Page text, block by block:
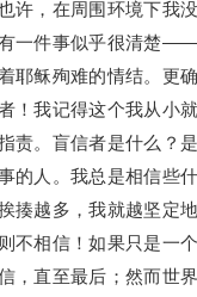
许，在周围环境下我
一件事似乎很清楚
稣殉难的情结。更
！我记得这个我从小
责。盲信者是什么？
的人。我总是相信些
揍越多，我就越坚定
相信！如果只是一
，直至最后；然而世